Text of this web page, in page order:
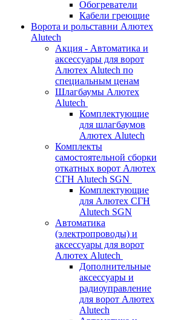
Обогреватели
Кабели греющие
Ворота и рольставни Алютех
Alutech
Акция - Автоматика и
аксессуары для ворот
Алютех Alutech по
специальным ценам
Шлагбаумы Алютех
Alutech
Комплектующие
для шлагбаумов
Алютех Alutech
Комплекты
самостоятельной сборки
откатных ворот Алютех
СГН Alutech SGN
Комплектующие
для Алютех СГН
Alutech SGN
Автоматика
(электропроводы) и
аксессуары для ворот
Алютех Alutech
Дополнительные
аксессуары и
радиоуправление
для ворот Алютех
Alutech